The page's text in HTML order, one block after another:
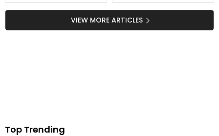
کس حال میں ہیں؟
بھی اس کو لازمی کھائیں
گے
VIEW MORE ARTICLES
Top Trending